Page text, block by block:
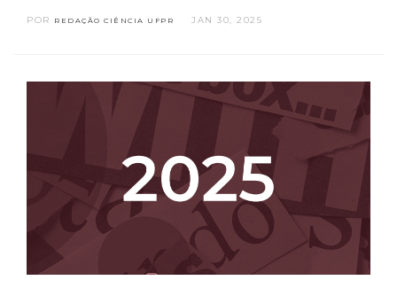
POR REDAÇÃO CIÊNCIA UFPR JAN 30, 2025